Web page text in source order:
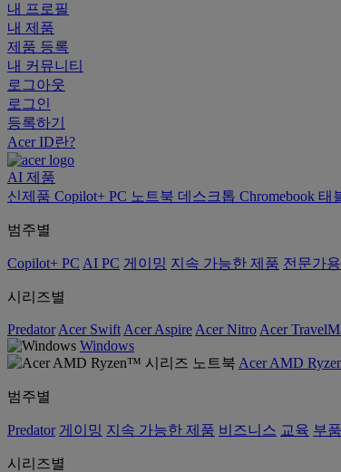
내 프로필
내 제품
제품 등록
내 커뮤니티
로그아웃
로그인
등록하기
Acer ID란?
AI 제품
신제품 Copilot+ PC 노트북 데스크톱 Chromebook 태
범주별
Copilot+ PC AI PC 게이밍 지속 가능한 제품 전문가
시리즈별
Predator Acer Swift Acer Aspire Acer Nitro Acer
Windows
Acer AMD
범주별
Predator 게이밍 지속 가능한 제품 비즈니스 교육 부품
시리즈별